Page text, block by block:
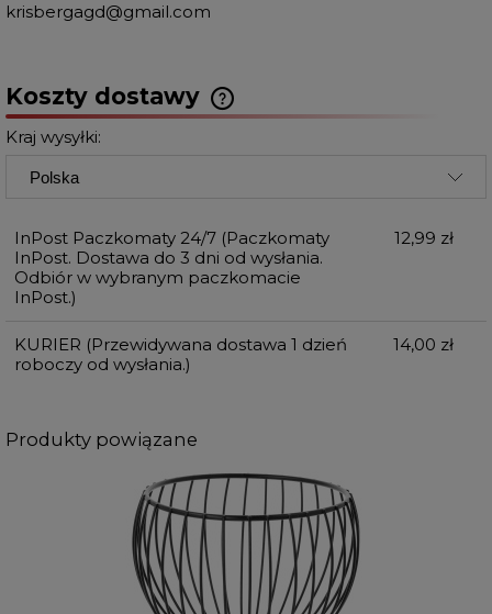
krisbergagd@gmail.com
Koszty dostawy
Kraj wysyłki:
InPost Paczkomaty 24/7(Paczkomaty
InPost. Dostawa do 3 dni od wysłania.
Odbiór w wybranym paczkomacie
InPost.)
12,99 zł
KURIER (Przewidywana dostawa 1 dzień
roboczy od wysłania.)
14,00 zł
Produkty powiązane